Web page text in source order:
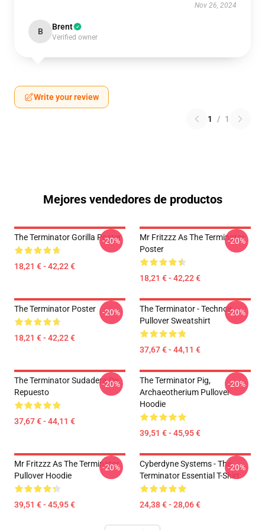
Nov 26, 2024
B Brent
Verified owner
Write your review
1 / 1
Mejores vendedores de productos
The Terminator Gorilla Poster
18,21 € - 42,22 €
-20%
Mr Fritzzz As The Terminator
Poster
18,21 € - 42,22 €
-20%
The Terminator Poster
18,21 € - 42,22 €
-20%
The Terminator - Technoir
Pullover Sweatshirt
37,67 € - 44,11 €
-20%
The Terminator Sudadera De
Repuesto
37,67 € - 44,11 €
-20%
The Terminator Pig,
Archaeotherium Pullover
Hoodie
39,51 € - 45,95 €
-20%
Mr Fritzzz As The Terminator
Pullover Hoodie
39,51 € - 45,95 €
-20%
Cyberdyne Systems - The
Terminator Essential T-Shirt
24,38 € - 28,06 €
-20%